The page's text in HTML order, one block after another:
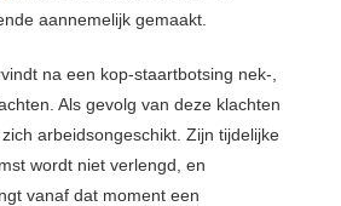
aannemelijk gemaakt.
na een kop-staartbotsing nek-,
Als gevolg van deze klachten
arbeidsongeschikt. Zijn tijdelijke
wordt niet verlengd, en
vanaf dat moment een